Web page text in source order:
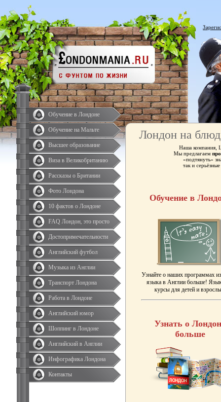
Обучение в Лондоне
Обучение на Мальте
Высшее образование
Виза в Великобританию
Рассказы о Британии
Фото Лондона
10 фактов о Лондоне
FAQ Лондон, это просто
Достопримечательности
Английский футбол
Музыка из Англии
Транспорт Лондона
Работа в Лондоне
Английский юмор
Шоппинг в Лондоне
Английский в Англии
Инфографика Лондона
Контакты
Лондон на
Наша компания,
Мы предлагаем
«подтянуть»
так и
Обучение в
Узнайте о наших программах
языка в Англии больше!
курсы для детей и
Узнать о
больше